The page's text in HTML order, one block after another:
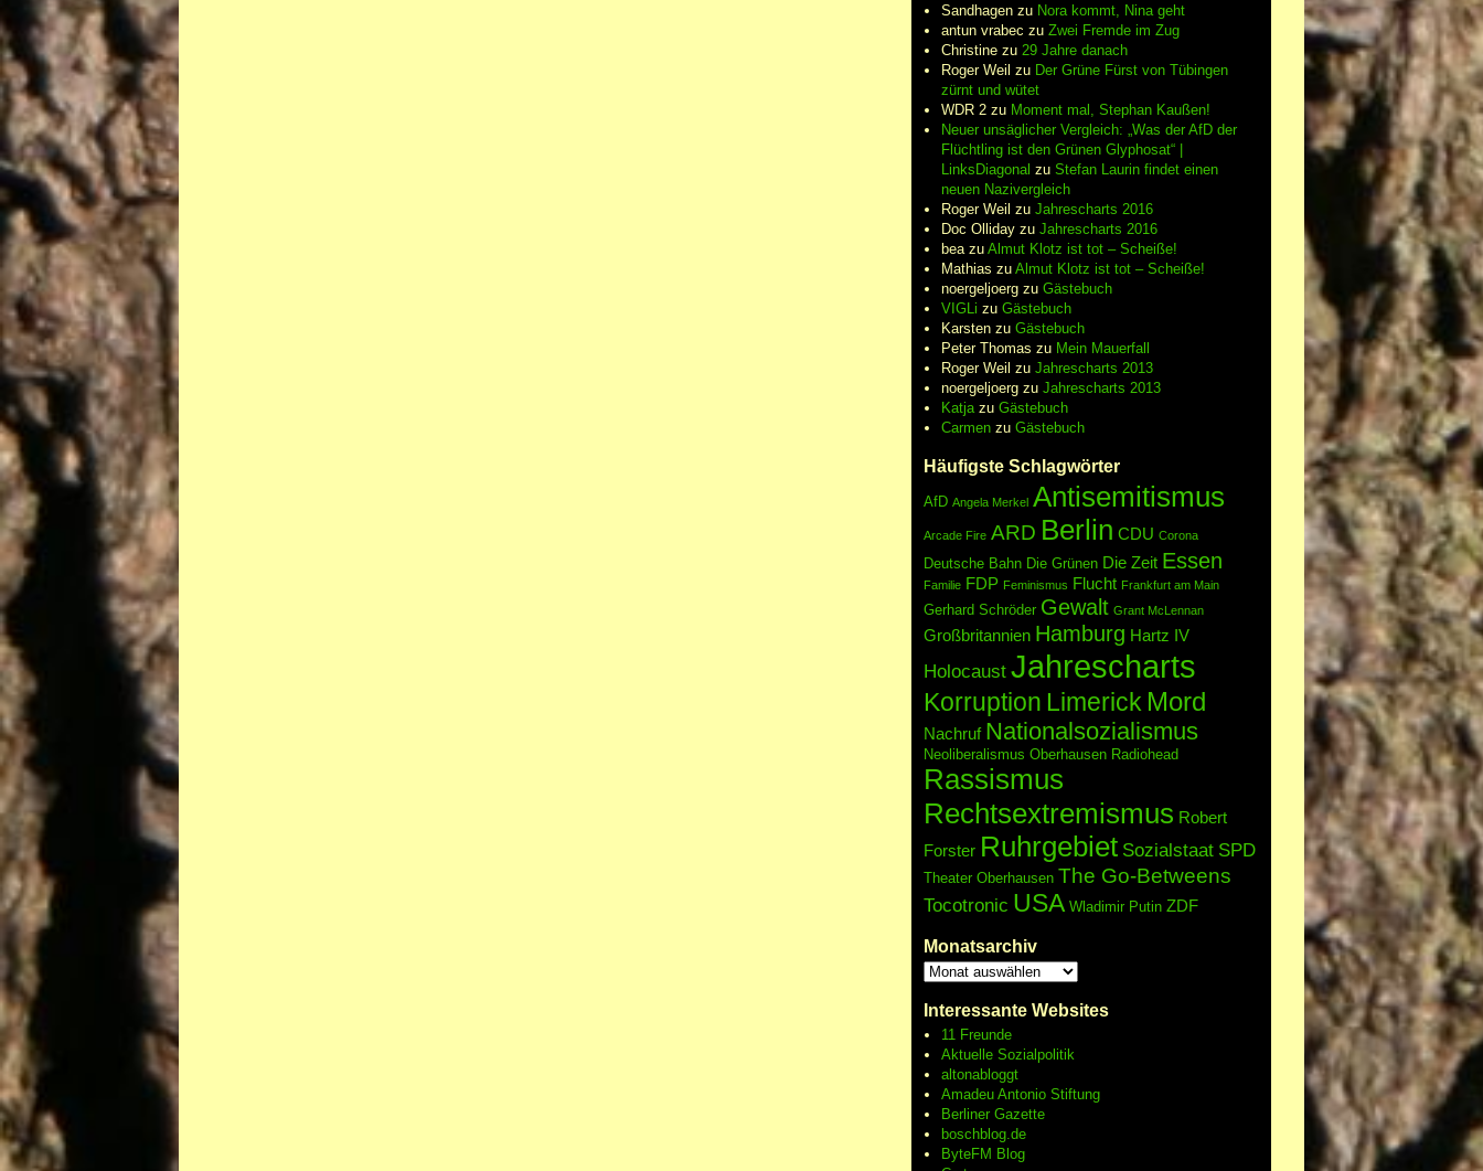
Sandhagenzu Nora kommt, Nina geht
antun vrabec zu Zwei Fremde im Zug
Christinezu 29 Jahre danach
Roger Weil zu Der Grüne Fürst von Tübingen
zürnt und wütet
WDR 2zu Moment mal, Stephan Kaußen!
Neuer unsäglicher Vergleich: „Was der AfD der
Flüchtling ist den Grünen Glyphosat“ |
LinksDiagonal zu Stefan Laurin findet einen
neuen Nazivergleich
Roger Weil zu Jahrescharts 2016
Doc Ollidayzu Jahrescharts 2016
beazu Almut Klotz ist tot – Scheiße!
Mathias zu Almut Klotz ist tot – Scheiße!
noergeljoergzu Gästebuch
VIGLi zu Gästebuch
Karstenzu Gästebuch
Peter Thomas zu Mein Mauerfall
Roger Weil zu Jahrescharts 2013
noergeljoergzu Jahrescharts 2013
Katjazu Gästebuch
Carmenzu Gästebuch
Häufigste Schlagwörter
AfD Angela Merkel Antisemitismus
Arcade Fire ARD Berlin CDU Corona
Deutsche Bahn Die Grünen Die Zeit Essen
Familie FDP Feminismus Flucht Frankfurt am Main
Gerhard Schröder Gewalt Grant McLennan
Großbritannien Hamburg Hartz IV
Holocaust Jahrescharts
Korruption Limerick Mord
Nachruf Nationalsozialismus
Neoliberalismus Oberhausen Radiohead
Rassismus
Rechtsextremismus Robert
Forster Ruhrgebiet Sozialstaat SPD
Theater Oberhausen The Go-Betweens
Tocotronic USA Wladimir Putin ZDF
Monatsarchiv
Interessante Websites
11 Freunde
Aktuelle Sozialpolitik
altonabloggt
Amadeu Antonio Stiftung
Berliner Gazette
boschblog.de
ByteFM Blog